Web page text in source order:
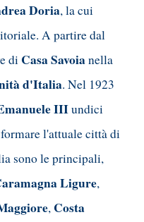
Doria, la cui
A partire dal
di Casa Savoianella
d'Italia. Nel 1923
IIIundici
l'attuale città di
sono le principali,
Ligure,
, Costa